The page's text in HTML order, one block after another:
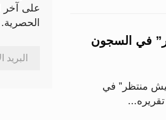
في السجون
منتظر” في
على آخر
الحصرية.